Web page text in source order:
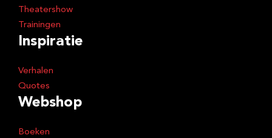
Theatershow
Trainingen
Inspiratie
Verhalen
Quotes
Webshop
Boeken